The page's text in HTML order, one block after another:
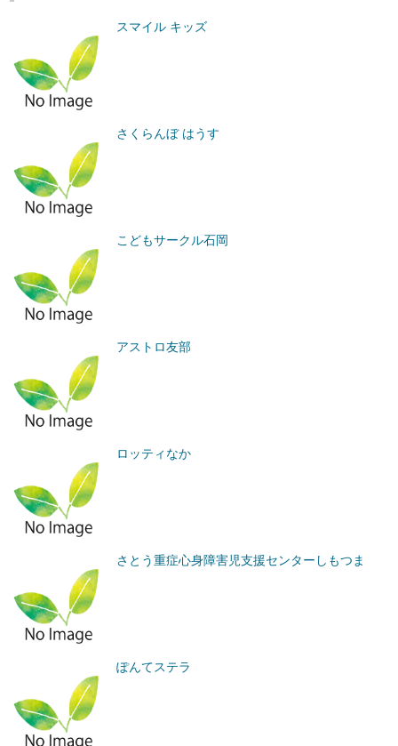
スマイル キッズ
さくらんぼ はうす
こどもサークル石岡
アストロ友部
ロッティなか
さとう重症心身障害児支援センターしもつま
ぽんてステラ